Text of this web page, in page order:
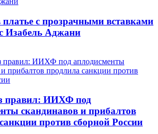
с прозрачными вставками
Изабель Аджани
правил: ИИХФ под
скандинавов и прибалтов
против сборной России